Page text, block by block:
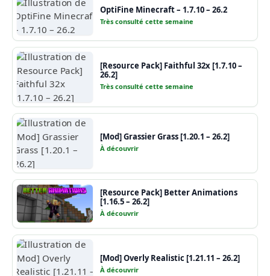
OptiFine Minecraft – 1.7.10 – 26.2
Très consulté cette semaine
[Resource Pack] Faithful 32x [1.7.10 –
26.2]
Très consulté cette semaine
[Mod] Grassier Grass [1.20.1 – 26.2]
À découvrir
[Resource Pack] Better Animations
[1.16.5 – 26.2]
À découvrir
[Mod] Overly Realistic [1.21.11 – 26.2]
À découvrir